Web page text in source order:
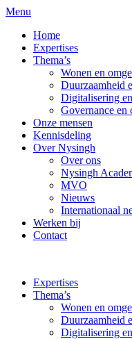
Menu
Home
Expertises
Thema’s
Wonen en
Duurzaamheid
Digitalisering
Governance en
Onze mensen
Kennisdeling
Over Nysingh
Over ons
Nysingh
MVO
Nieuws
Internationaal
Werken bij
Contact
Expertises
Thema’s
Wonen en
Duurzaamheid
Digitalisering